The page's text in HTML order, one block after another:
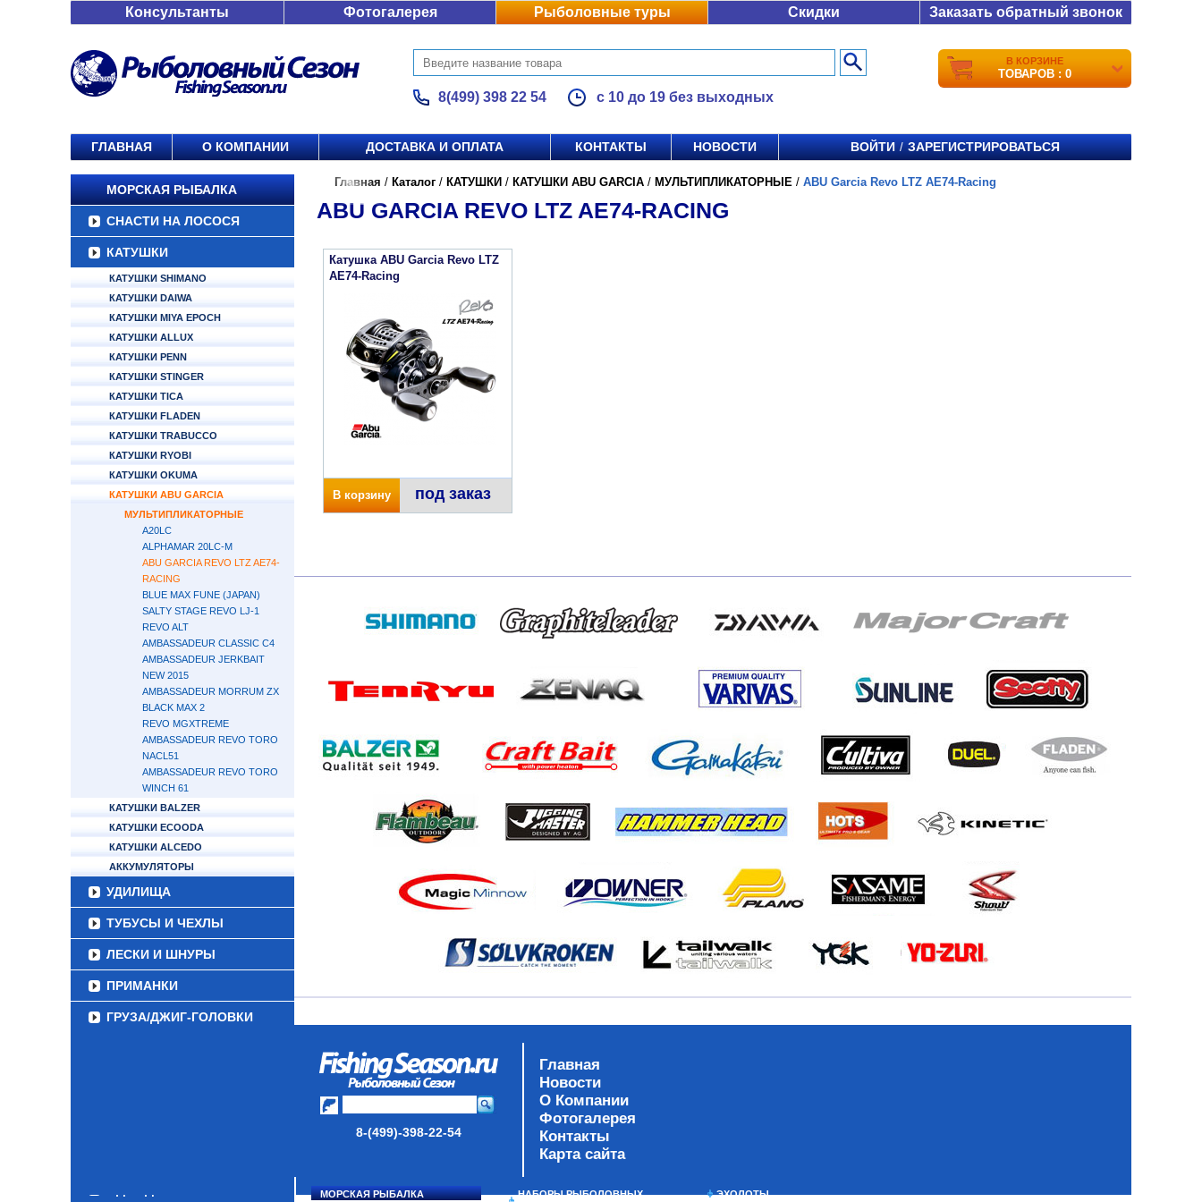
Консультанты Фотогалерея Рыболовные туры Скидки Заказать обратный звонок
8(499) 398 22 54 с 10 до 19 без выходных
В КОРЗИНЕ
ТОВАРОВ : 0
ГЛАВНАЯ О КОМПАНИИ ДОСТАВКА И ОПЛАТА КОНТАКТЫ НОВОСТИ ВОЙТИ / ЗАРЕГИСТРИРОВАТЬСЯ
МОРСКАЯ РЫБАЛКА
СНАСТИ НА ЛОСОСЯ
КАТУШКИ
КАТУШКИ SHIMANO
КАТУШКИ DAIWA
КАТУШКИ MIYA EPOCH
КАТУШКИ ALLUX
КАТУШКИ PENN
КАТУШКИ STINGER
КАТУШКИ TICA
КАТУШКИ FLADEN
КАТУШКИ TRABUCCO
КАТУШКИ RYOBI
КАТУШКИ OKUMA
КАТУШКИ ABU GARCIA
МУЛЬТИПЛИКАТОРНЫЕ
A20LC
ALPHAMAR 20LC-M
ABU GARCIA REVO LTZ AE74-
RACING
BLUE MAX FUNE (JAPAN)
SALTY STAGE REVO LJ-1
REVO ALT
AMBASSADEUR CLASSIC C4
AMBASSADEUR JERKBAIT
NEW 2015
AMBASSADEUR MORRUM ZX
BLACK MAX 2
REVO MGXTREME
AMBASSADEUR REVO TORO
NACL51
AMBASSADEUR REVO TORO
WINCH 61
КАТУШКИ BALZER
КАТУШКИ ECOODA
КАТУШКИ ALCEDO
АККУМУЛЯТОРЫ
УДИЛИЩА
ТУБУСЫ И ЧЕХЛЫ
ЛЕСКИ И ШНУРЫ
ПРИМАНКИ
ГРУЗА/ДЖИГ-ГОЛОВКИ
Главная / Каталог / КАТУШКИ / КАТУШКИ ABU GARCIA / МУЛЬТИПЛИКАТОРНЫЕ / ABU Garcia Revo LTZ AE74-Racing
ABU GARCIA REVO LTZ AE74-RACING
Катушка ABU Garcia Revo LTZ
AE74-Racing
В корзину под заказ
8-(499)-398-22-54
Главная
Новости
О Компании
Фотогалерея
Контакты
Карта сайта
МОРСКАЯ РЫБАЛКА НАБОРЫ РЫБОЛОВНЫХ ЭХОЛОТЫ